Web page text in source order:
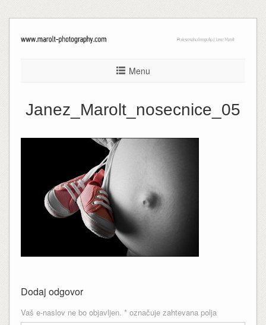
Menu
Janez_Marolt_nosecnice_05
Dodaj odgovor
Vaš e-naslov ne bo objavljen. *označuje zahtevana polja